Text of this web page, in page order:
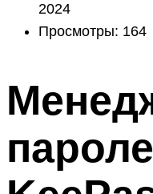
2024
Просмотры: 164